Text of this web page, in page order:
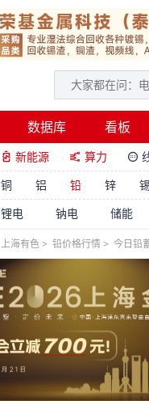
数据库 看板
 新能源  算力 
铜 铝 铅 锌
锂电 钠电 储能
上海有色> 铅价格行情> 今日铅